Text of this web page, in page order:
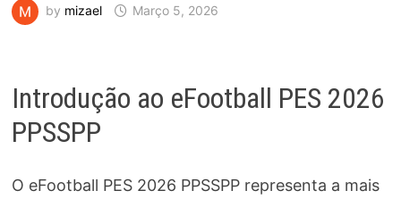
by mizael Março 5, 2026
Introdução ao eFootball PES 2026
PPSSPP
O eFootball PES 2026 PPSSPP representa a mais